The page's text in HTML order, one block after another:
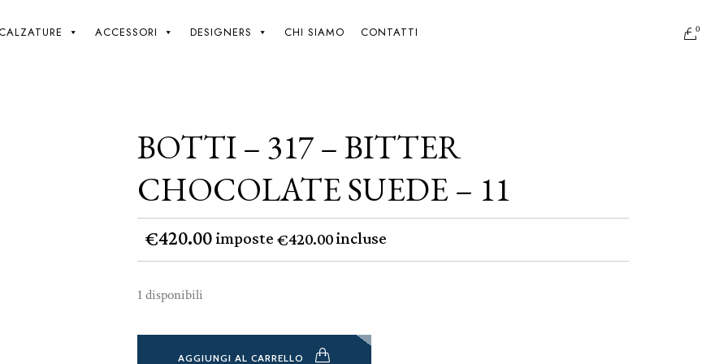
ACCESSORI DESIGNERS CHI SIAMO CONTATTI 0
Botti – 317 – Bitter Chocolate suede – 11
BOTTI – 317 – BITTER
CHOCOLATE SUEDE – 11
€420.00imposte€420.00incluse
1 disponibili
AGGIUNGI AL CARRELLO